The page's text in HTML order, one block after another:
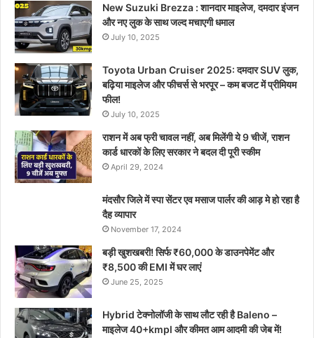
New Suzuki Brezza : शानदार माइलेज, दमदार इंजन
और नए लुक के साथ जल्द मचाएगी धमाल
July 10, 2025
Toyota Urban Cruiser 2025: दमदार SUV लुक,
बढ़िया माइलेज और फीचर्स से भरपूर – कम बजट में प्रीमियम
फील!
July 10, 2025
राशन में अब फ्री चावल नहीं, अब मिलेंगी ये 9 चीजें, राशन
कार्ड धारकों के लिए सरकार ने बदल दी पूरी स्कीम
April 29, 2024
मंदसौर जिले में स्पा सेंटर एव मसाज पार्लर की आड़ मे हो रहा है
दैह व्यापार
November 17, 2024
बड़ी खुशखबरी! सिर्फ ₹60,000 के डाउनपेमेंट और
₹8,500 की EMI में घर लाएं
June 25, 2025
Hybrid टेक्नोलॉजी के साथ लौट रही है Baleno –
माइलेज 40+kmpl और कीमत आम आदमी की जेब में!